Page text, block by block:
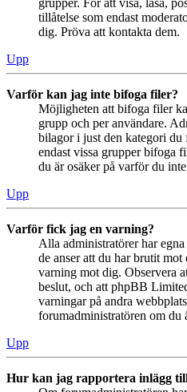
grupper. För att visa, läsa,
tillåtelse som endast
dig. Pröva att kontakta dem.
Upp
Varför kan jag inte bifoga filer?
Möjligheten att bifoga filer
grupp och per användare.
bilagor i just den kategori du
endast vissa grupper bifoga
du är osäker på varför du
Upp
Varför fick jag en varning?
Alla administratörer har
de anser att du har brutit mot
varning mot dig. Observera
beslut, och att phpBB
varningar på andra
forumadministratören om du
Upp
Hur kan jag rapportera inlägg